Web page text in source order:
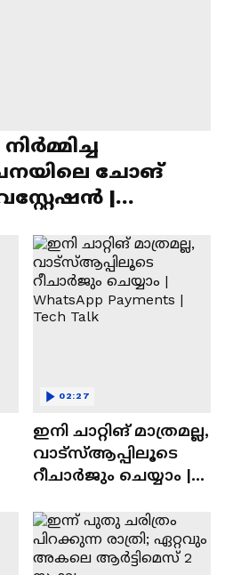
ചോങ്
|
ഇനി ചാറ്റിങ് മാത്രമല്ല,
വാട്‌സ്‌ആപ്പിലൂടെ
റീചാർജും ചെയ്യാം |
Tech Talk
02:27